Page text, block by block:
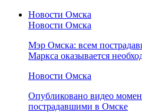
Новости Омска
Новости Омска
Мэр Омска: всем
Маркса оказывается
Новости Омска
Опубликовано видео
пострадавшими в Омске